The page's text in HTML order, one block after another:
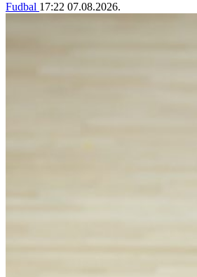
Fudbal 17:22 07.08.2026.